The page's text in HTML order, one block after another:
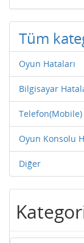
Tüm
Oyun Hataları
Bilgisayar
Telefon(Mobile)
Oyun Konsolu
Diğer